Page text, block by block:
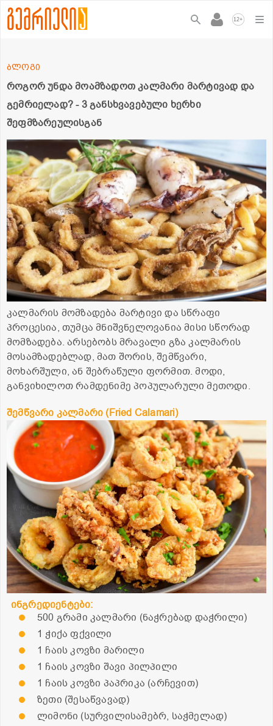
12+
როგორ უნდა მოამზადოთ კალმარი მარტივად და
გემრიელად? - 3 განსხვავებული ხერხი
შეფმზარეულისგან
ბლოგი
კალმარის მომზადება მარტივი და სწრაფი
პროცესია, თუმცა მნიშვნელოვანია მისი სწორად
მომზადება. არსებობს მრავალი გზა კალმარის
მოსამზადებლად, მათ შორის, შემწვარი,
მოხარშული, ან შებრაწული ფორმით. მოდი,
განვიხილოთ რამდენიმე პოპულარული მეთოდი.
შემწვარი კალმარი (Fried Calamari)
ინგრედიენტები:
500 გრამი კალმარი (ნაჭრებად დაჭრილი)
1 ჭიქა ფქვილი
1 ჩაის კოვზი მარილი
1 ჩაის კოვზი შავი პილპილი
1 ჩაის კოვზი პაპრიკა (არჩევით)
ზეთი (შესაწვავად)
ლიმონი (სურვილისამებრ, საჭმელად)